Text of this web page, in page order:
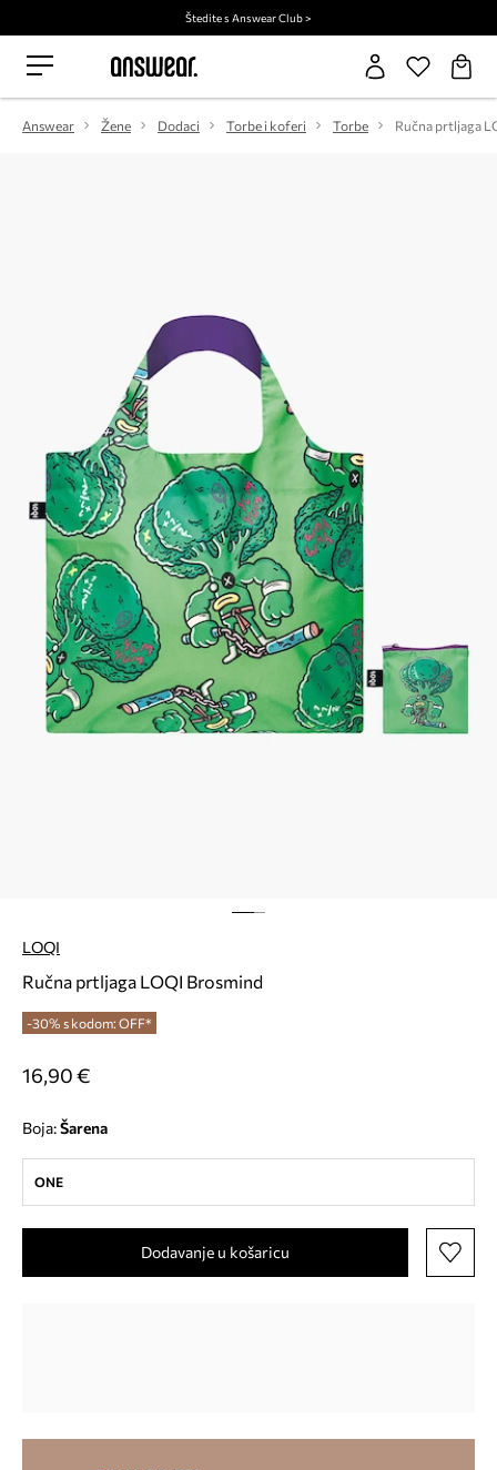
Štedite s Answear Club >
Answear Žene Dodaci Torbe i koferi Torbe Ručna prtljaga
LOQI
Ručna prtljaga LOQI Brosmind
-30% s kodom: OFF*
16,90 €
Boja: šarena
ONE
Dodavanje u košaricu